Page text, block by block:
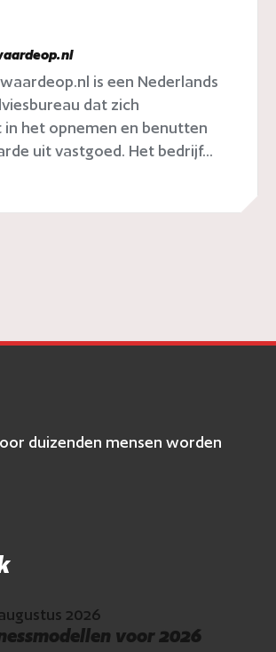
is een Nederlands
dat zich
in het opnemen en benutten
uit vastgoed. Het bedrijf...
duizenden mensen worden
2026
voor 2026